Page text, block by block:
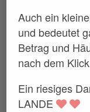
Auch ein
und bedeutet
Betrag und
nach dem
Ein riesiges
LANDE